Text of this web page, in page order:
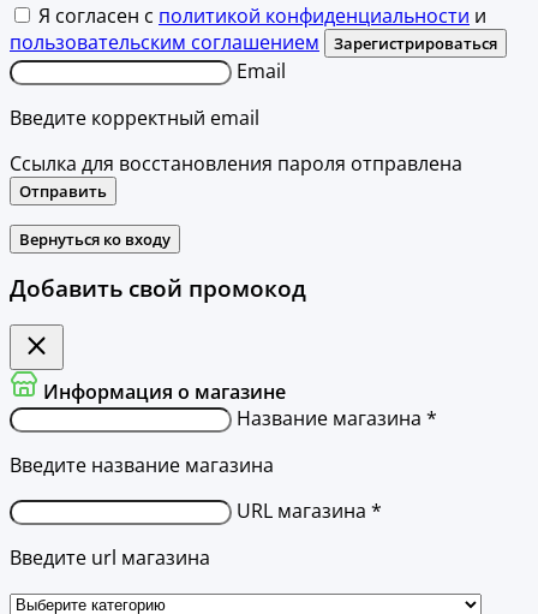
Я согласен с политикой конфиденциальности и
пользовательским соглашением
Зарегистрироваться
Email
Введите корректный email
Ссылка для восстановления пароля отправлена
Отправить
Вернуться ко входу
Добавить свой промокод
Информация о магазине
Название магазина *
Введите название магазина
URL магазина *
Введите url магазина